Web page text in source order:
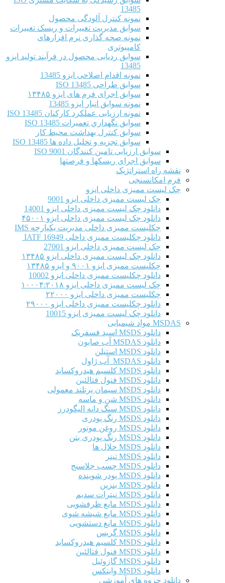
13485
نمونه کنترل آلودگی محصول
سوابق مدیریت تغییرات و ریسک تغییرات
نمونه صحه گذاری نرم افزارهای
کامپیوتری
سوابق ردیابی محصول در فرآیند تولید ایزو
13485
نمونه اقدام اصلاحی ایزو 13485
سوابق طراحی ISO 13485
سوابق اجرای فرم های ایزو ۱۳۴۸۵
نمونه سوابق انبار ایزو 13485
نمونه ارزیابی عملکرد کارکنان ISO 13485
سوابق نگهداري تعميرات ISO 13485
سوابق کنترل بهداشت محیط کار
سوابق تجزیه و تحلیل داده ها ISO 13485
سوابق ارزیابی تامین کنندگان ISO 9001
سوابق اجرای ریسکها و فرصتها
نقشه راه استراتژیک
فرم امکانسنجی
چک لیست ممیزی داخلی ایزو
چک لیست ممیزی داخلی ایزو 9001
دانلود چک لیست ممیزی داخلی ایزو 14001
دانلود چک لیست ممیزی داخلی ایزو ۴۵۰۰۱
چکلیست ممیزی داخلی مدیریت یکپارچه IMS
دانلود چکلیست ممیزی داخلی IATF 16949
چک لیست ممیزی داخلی ایزو 27001
دانلود چک لیست ممیزی داخلی ایزو ۱۳۴۸۵
چکلیست ممیزی ایزو ۹۰۰۱ و ایزو ۱۳۴۸۵
دانلود چکلیست ممیزی داخلی ایزو 10002
چک لیست ممیزی داخلی ایزو ۱۰۰۰۴:۲۰۱۸
چکلیست ممیزی داخلی ایزو ۲۲۰۰۰
دانلود چکلیست ممیزی داخلی ایزو ۲۹۰۰۰
دانلود چک لیست ممیزی ایزو 10015
MSDAS مواد شیمیایی
دانلود MSDS اسید فسفریک
دانلود MSDAS آب صابون
دانلود MSDS استیلن
دانلود MSDAS آب ژاول
دانلود MSDS کلسیم هیدروکساید
دانلود MSDS فنول فتالئین
دانلود MSDS سیمان پرتلند معمولی
دانلود MSDS شن و ماسه
دانلود MSDS سنگ دانه الیگودرز
دانلود MSDS رنگ پودری
دانلود MSDS روغن موتور
دانلود MSDS رنگ پودری بتن
دانلود MSDS حلال ها
دانلود MSDS تینر
دانلود MSDS چسب جلاسنج
دانلود MSDS پودر شوینده
دانلود MSDS بنزین
دانلود MSDS نیترات سدیم
دانلود MSDS مایع ظرفشویی
دانلود MSDS مایع شیشه شوی
دانلود MSDS مایع دستشویی
دانلود MSDS گریس
دانلود MSDS کلسیم هیدروکساید
دانلود MSDS فنول فتالئین
دانلود MSDS گازوئیل
دانلود MSDS وایتکس
دانلود جزوه های آموزشی